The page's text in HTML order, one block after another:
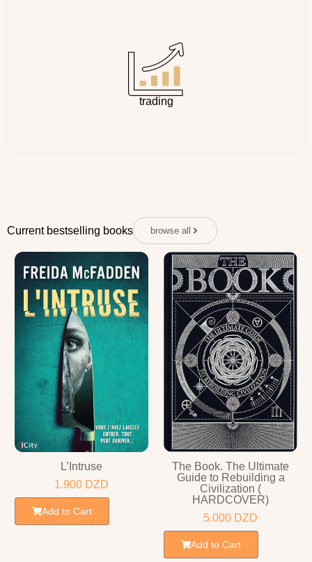
trading
Current bestselling books browse all
L’Intruse
1.900 DZD
Add to Cart
The Book. The Ultimate
Guide to Rebuilding a
Civilization (
HARDCOVER)
5.000 DZD
Add to Cart